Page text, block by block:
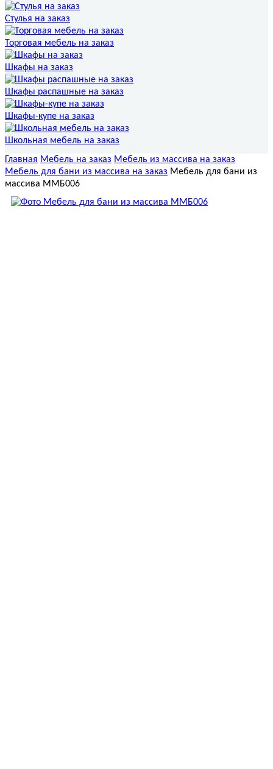
Стулья на заказ
Торговая мебель на заказ
Шкафы на заказ
Шкафы распашные на заказ
Шкафы-купе на заказ
Школьная мебель на заказ
Главная Мебель на заказ Мебель из массива на заказ
Мебель для бани из массива на заказ Мебель для бани из
массива ММБ006